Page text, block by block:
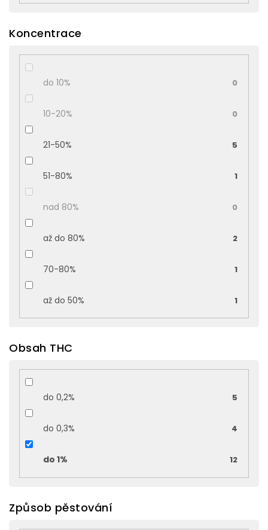
Koncentrace
do 10% 0
10-20% 0
21-50% 5
51-80% 1
nad 80% 0
až do 80% 2
70-80% 1
až do 50% 1
Obsah THC
do 0,2% 5
do 0,3% 4
do 1% 12
Způsob pěstování